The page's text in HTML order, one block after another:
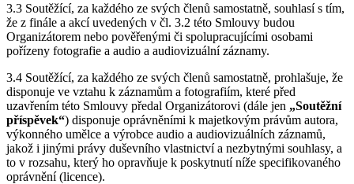
3.3 Soutěžící, za každého ze svých členů samostatně, souhlasí s tím,
že z finále a akcí uvedených v čl. 3.2 této Smlouvy budou
Organizátorem nebo pověřenými či spolupracujícími osobami
pořízeny fotografie a audio a audiovizuální záznamy.
3.4 Soutěžící, za každého ze svých členů samostatně, prohlašuje, že
disponuje ve vztahu k záznamům a fotografiím, které před
uzavřením této Smlouvy předal Organizátorovi (dále jen „Soutěžní
příspěvek“) disponuje oprávněními k majetkovým právům autora,
výkonného umělce a výrobce audio a audiovizuálních záznamů,
jakož i jinými právy duševního vlastnictví a nezbytnými souhlasy, a
to v rozsahu, který ho opravňuje k poskytnutí níže specifikovaného
oprávnění (licence).